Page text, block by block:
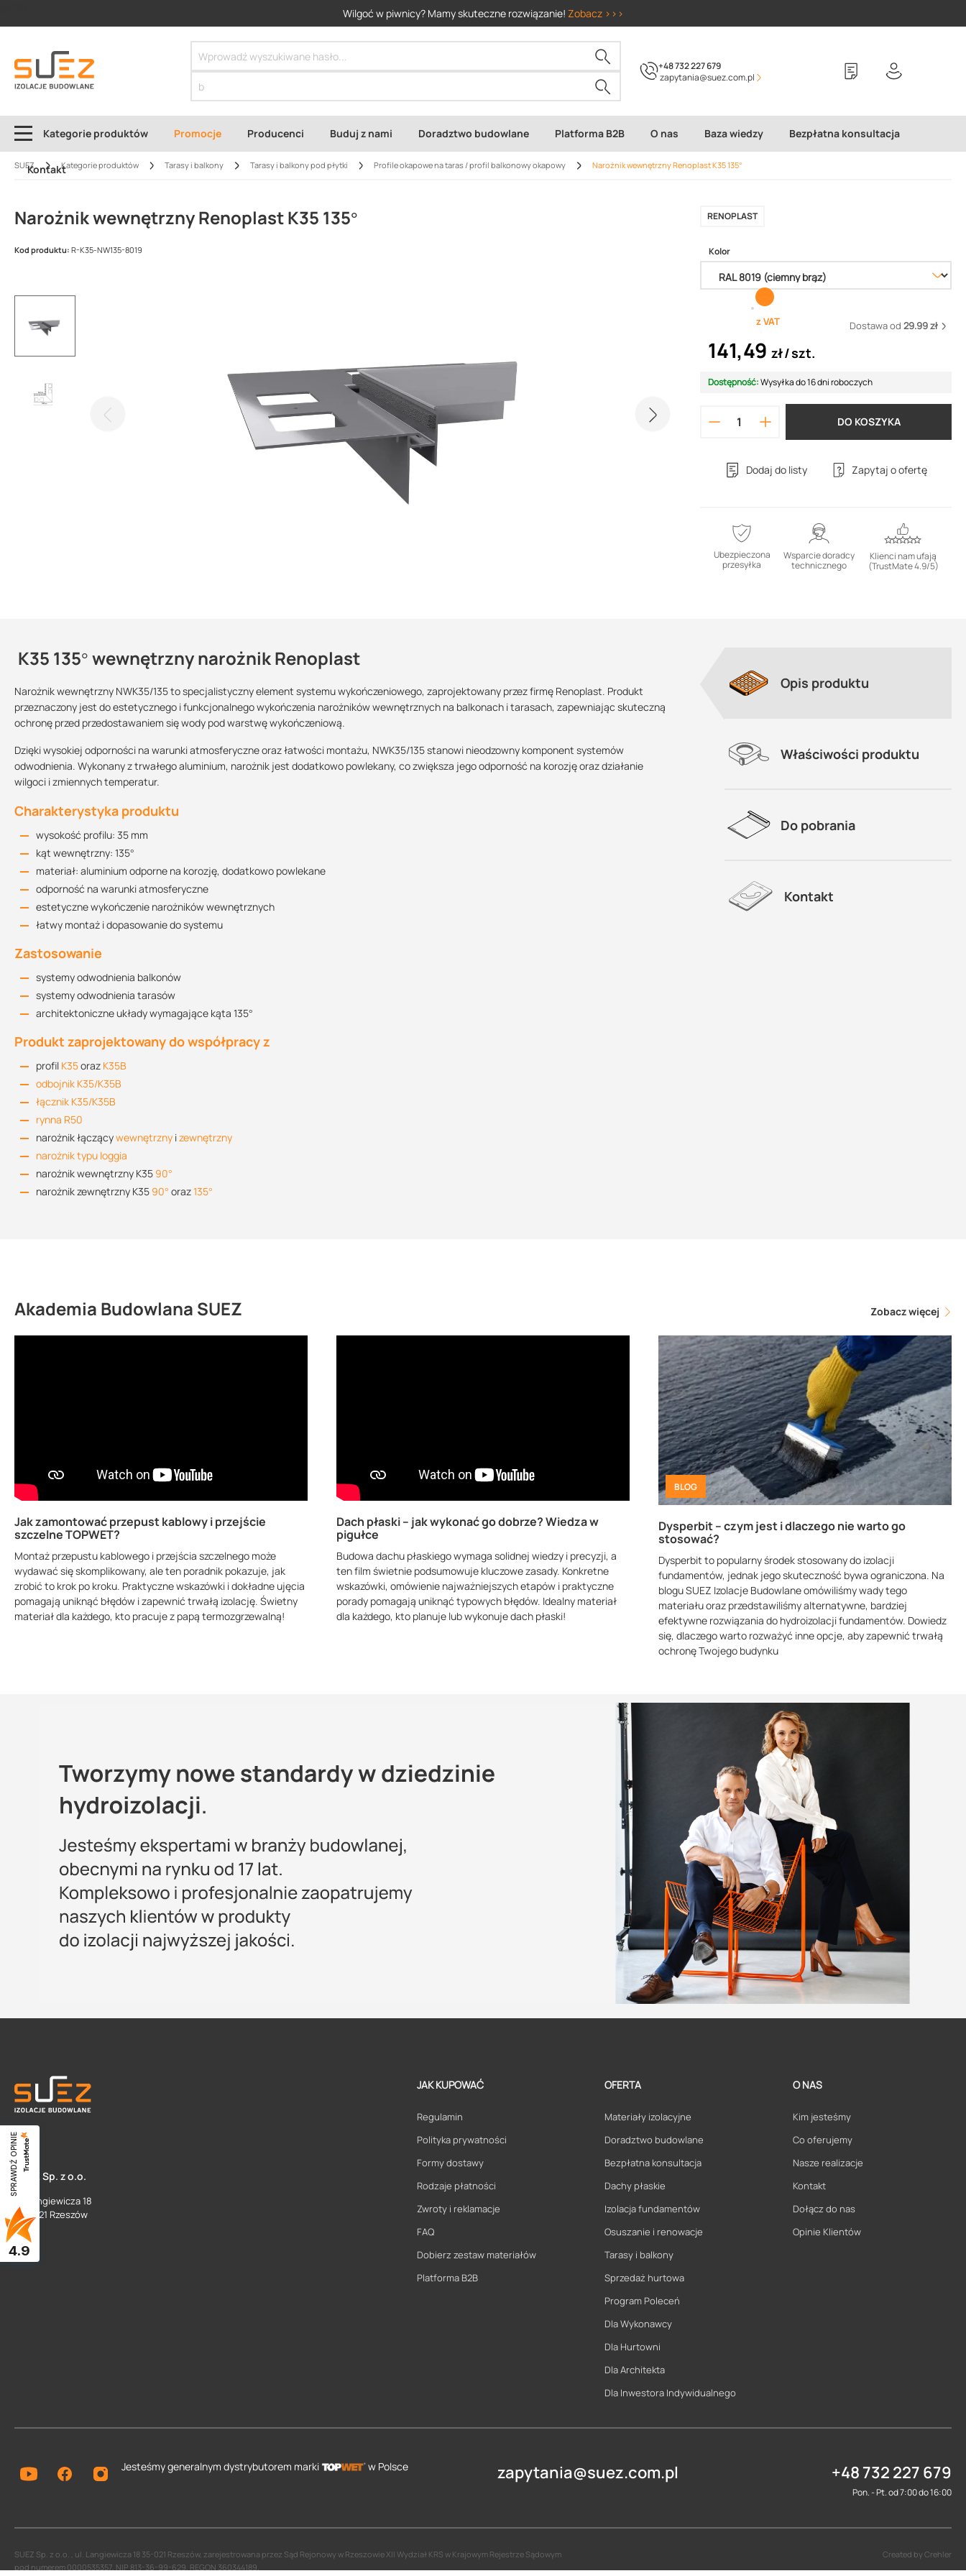
Wilgoć w piwnicy? Mamy skuteczne rozwiązanie! Zobacz >>>
+48 732 227 679
zapytania@suez.com.pl
Kategorie produktów Promocje Producenci Buduj z nami Doradztwo budowlane Platforma B2B O nas Baza wiedzy Bezpłatna konsultacja
Kontakt
SUEZ Kategorie produktów Tarasy i balkony Tarasy i balkony pod płytki Profile okapowe na taras / profil balkonowy okapowy Narożnik wewnętrzny Renoplast K35 135°
Narożnik wewnętrzny Renoplast K35 135° RENOPLAST
Kod produktu: R-K35-NW135-8019 Kolor
z VAT Dostawa od 29.99 zł
141,49 zł szt.
Dostępność:Wysyłka do 16 dni roboczych
DO KOSZYKA
Dodaj do listy Zapytaj o ofertę
Ubezpieczona
przesyłka
Wsparcie doradcy
technicznego
Klienci nam ufają
(TrustMate 4.9/5)
K35 135° wewnętrzny narożnik Renoplast
Narożnik wewnętrzny NWK35/135 to specjalistyczny element systemu wykończeniowego, zaprojektowany przez firmę Renoplast. Produkt
przeznaczony jest do estetycznego i funkcjonalnego wykończenia narożników wewnętrznych na balkonach i tarasach, zapewniając skuteczną
ochronę przed przedostawaniem się wody pod warstwę wykończeniową.
Dzięki wysokiej odporności na warunki atmosferyczne oraz łatwości montażu, NWK35/135 stanowi nieodzowny komponent systemów
odwodnienia. Wykonany z trwałego aluminium, narożnik jest dodatkowo powlekany, co zwiększa jego odporność na korozję oraz działanie
wilgoci i zmiennych temperatur.
Charakterystyka produktu
wysokość profilu: 35 mm
kąt wewnętrzny: 135°
materiał: aluminium odporne na korozję, dodatkowo powlekane
odporność na warunki atmosferyczne
estetyczne wykończenie narożników wewnętrznych
łatwy montaż i dopasowanie do systemu
Zastosowanie
systemy odwodnienia balkonów
systemy odwodnienia tarasów
architektoniczne układy wymagające kąta 135°
Produkt zaprojektowany do współpracy z
profil K35oraz K35B
odbojnik K35/K35B
łącznik K35/K35B
rynna R50
narożnik łączącywewnętrzny izewnętrzny
narożnik typu loggia
narożnik wewnętrzny K35 90°
narożnik zewnętrzny K35 90° oraz135°
Sprzedajemy na:
sztuki
Podlega zwrotowi?:
tak
Instrukcja montażu
3.06 MB
K35 Deklaracja Właściwości Użytkowych
3.32 MB
Kontakt
Maszy pytania lub wątpliwości?
Opis produktu
Właściwości produktu
Do pobrania
Kontakt
Akademia Budowlana SUEZ Zobacz więcej
Jak zamontować przepust kablowy i przejście
szczelne TOPWET?
Montaż przepustu kablowego i przejścia szczelnego może
wydawać się skomplikowany, ale ten poradnik pokazuje, jak
zrobić to krok po kroku. Praktyczne wskazówki i dokładne ujęcia
pomagają uniknąć błędów i zapewnić trwałą izolację. Świetny
materiał dla każdego, kto pracuje z papą termozgrzewalną!
Dach płaski – jak wykonać go dobrze? Wiedza w
pigułce
Budowa dachu płaskiego wymaga solidnej wiedzy i precyzji, a
ten film świetnie podsumowuje kluczowe zasady. Konkretne
wskazówki, omówienie najważniejszych etapów i praktyczne
porady pomagają uniknąć typowych błędów. Idealny materiał
dla każdego, kto planuje lub wykonuje dach płaski!
BLOG
Dysperbit – czym jest i dlaczego nie warto go
stosować?
Dysperbit to popularny środek stosowany do izolacji
fundamentów, jednak jego skuteczność bywa ograniczona. Na
blogu SUEZ Izolacje Budowlane omówiliśmy wady tego
materiału oraz przedstawiliśmy alternatywne, bardziej
efektywne rozwiązania do hydroizolacji fundamentów. Dowiedz
się, dlaczego warto rozważyć inne opcje, aby zapewnić trwałą
ochronę Twojego budynku
SUEZ Sp. z o.o.
ul. Langiewicza 18
35 - 021 Rzeszów
JAK KUPOWAĆ
Regulamin
Polityka prywatności
Formy dostawy
Rodzaje płatności
Zwroty i reklamacje
FAQ
Dobierz zestaw materiałów
Platforma B2B
OFERTA
Materiały izolacyjne
Doradztwo budowlane
Bezpłatna konsultacja
Dachy płaskie
Izolacja fundamentów
Osuszanie i renowacje
Tarasy i balkony
Sprzedaż hurtowa
Program Poleceń
Dla Wykonawcy
Dla Hurtowni
Dla Architekta
Dla Inwestora Indywidualnego
O NAS
Kim jesteśmy
Co oferujemy
Nasze realizacje
Kontakt
Dołącz do nas
Opinie Klientów
Jesteśmy generalnym dystrybutorem marki w Polsce zapytania@suez.com.pl +48 732 227 679
Pon. - Pt. od 7:00 do 16:00
SUEZ Sp. z o.o. , ul. Langiewicza 18 35-021 Rzeszów, zarejestrowana przez Sąd Rejonowy w Rzeszowie XII Wydział KRS w Krajowym Rejestrze Sądowym
pod numerem 0000535357, NIP 813-36-99-629, REGON 360344189.
Created by Crehler
SPRAWDŹ OPINIE
4.9